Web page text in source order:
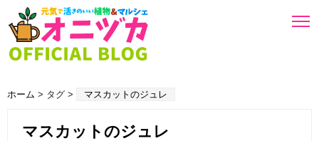
ホーム > タグ > マスカットのジュレ
マスカットのジュレ